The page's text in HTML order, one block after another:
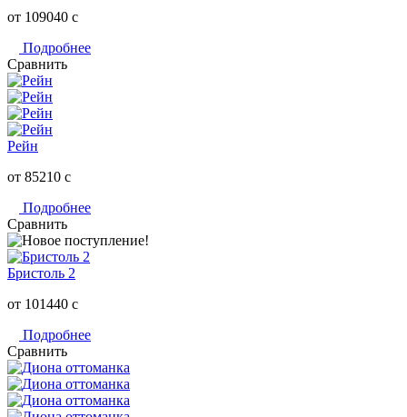
от 109040 c
Подробнее
Сравнить
Рейн
от 85210 c
Подробнее
Сравнить
Бристоль 2
от 101440 c
Подробнее
Сравнить